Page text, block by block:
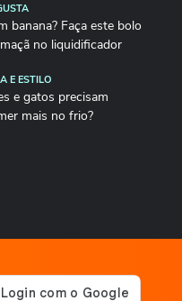
banana? Faça este bolo
no liquidificador
E ESTILO
e gatos precisam
mais no frio?
pipa de bençãos’:
com...
MANTOVANNI